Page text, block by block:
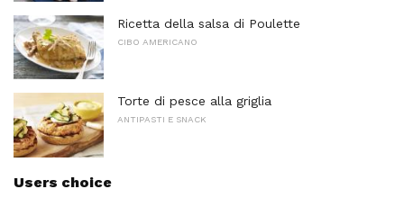
Ricetta della salsa di Poulette
CIBO AMERICANO
Torte di pesce alla griglia
ANTIPASTI E SNACK
Users choice